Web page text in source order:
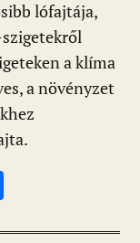
lófajtája,
a klíma
a növényzet